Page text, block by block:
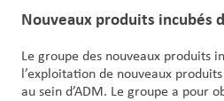
Nouveaux produits incubés
Le groupe des nouveaux produits
l’exploitation de nouveaux
au sein d’ADM. Le groupe a pour